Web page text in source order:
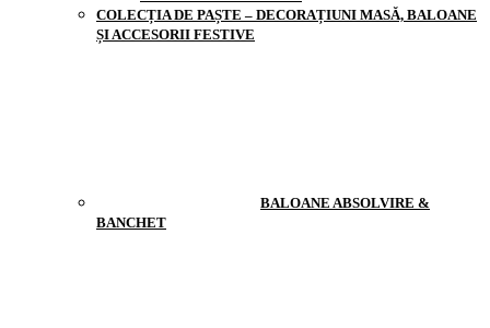
COLECȚIA DE PAȘTE – DECORAȚIUNI MASĂ, BALOANE
ȘI ACCESORII FESTIVE
BALOANE ABSOLVIRE &
BANCHET